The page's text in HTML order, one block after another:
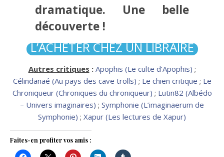
dramatique. Une belle
découverte !
L’ACHETER CHEZ UN LIBRAIRE
Autres critiques : Apophis (Le culte d’Apophis) ;
Célindanaé (Au pays des cave trolls) ; Le chien critique ; Le
Chroniqueur (Chroniques du chroniqueur) ; Lutin82 (Albédo
– Univers imaginaires) ; Symphonie (L’imaginaerum de
Symphonie) ; Xapur (Les lectures de Xapur)
Faites-en profiter vos amis :